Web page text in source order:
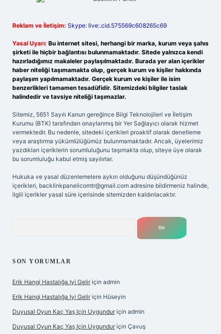
Reklam ve İletişim: Skype: live:.cid.575569c608265c69
Yasal Uyarı: Bu internet sitesi, herhangi bir marka, kurum veya şahıs
şirketi ile hiçbir bağlantısı bulunmamaktadır. Sitede yalnızca kendi
hazırladığımız makaleler paylaşılmaktadır. Burada yer alan içerikler
haber niteliği taşımamakta olup, gerçek kurum ve kişiler hakkında
paylaşım yapılmamaktadır. Gerçek kurum ve kişiler ile isim
benzerlikleri tamamen tesadüfidir. Sitemizdeki bilgiler taslak
halindedir ve tavsiye niteliği taşımazlar.
Sitemiz, 5651 Sayılı Kanun gereğince Bilgi Teknolojileri ve İletişim
Kurumu (BTK) tarafından onaylanmış bir Yer Sağlayıcı olarak hizmet
vermektedir. Bu nedenle, sitedeki içerikleri proaktif olarak denetleme
veya araştırma yükümlülüğümüz bulunmamaktadır. Ancak, üyelerimiz
yazdıkları içeriklerin sorumluluğunu taşımakta olup, siteye üye olarak
bu sorumluluğu kabul etmiş sayılırlar.
Hukuka ve yasal düzenlemelere aykırı olduğunu düşündüğünüz
içerikleri, backlinkpanelicomtr@gmail.com adresine bildirmeniz halinde,
ilgili içerikler yasal süre içerisinde sitemizden kaldırılacaktır.
SON YORUMLAR
Erik Hangi Hastalığa Iyi Gelir için admin
Erik Hangi Hastalığa Iyi Gelir için Hüseyin
Duyusal Oyun Kaç Yaş Için Uygundur için admin
Duyusal Oyun Kaç Yaş Için Uygundur için Çavuş